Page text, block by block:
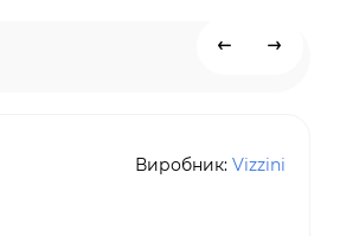
Виробник: Vizzini